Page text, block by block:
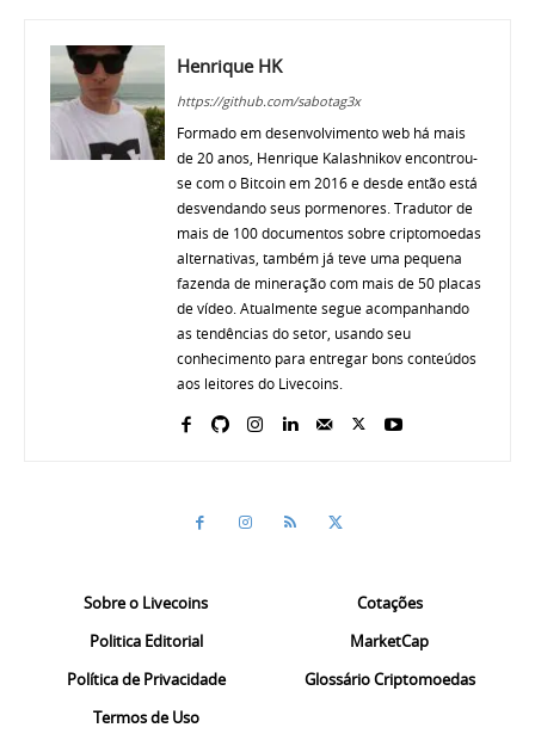
Henrique HK
https://github.com/sabotag3x
Formado em desenvolvimento web há mais
de 20 anos, Henrique Kalashnikov encontrou-
se com o Bitcoin em 2016 e desde então está
desvendando seus pormenores. Tradutor de
mais de 100 documentos sobre criptomoedas
alternativas, também já teve uma pequena
fazenda de mineração com mais de 50 placas
de vídeo. Atualmente segue acompanhando
as tendências do setor, usando seu
conhecimento para entregar bons conteúdos
aos leitores do Livecoins.
Sobre o Livecoins
Politica Editorial
Política de Privacidade
Termos de Uso
Cotações
MarketCap
Glossário Criptomoedas